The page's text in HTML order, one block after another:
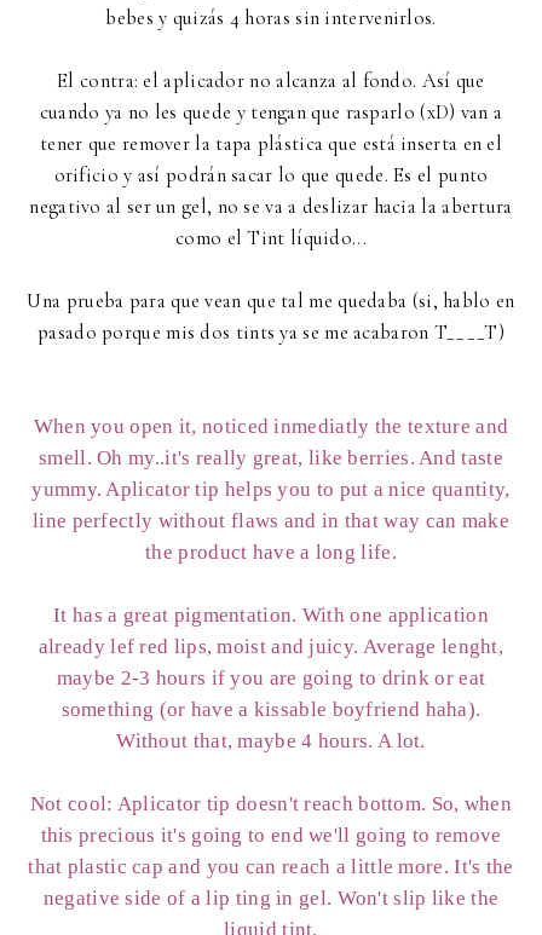
bebes y quizás 4 horas sin intervenirlos.
El contra: el aplicador no alcanza al fondo. Así que
cuando ya no les quede y tengan que rasparlo (xD) van a
tener que remover la tapa plástica que está inserta en el
orificio y así podrán sacar lo que quede. Es el punto
negativo al ser un gel, no se va a deslizar hacia la abertura
como el Tint líquido...
Una prueba para que vean que tal me quedaba (si, hablo en
pasado porque mis dos tints ya se me acabaron T____T)
When you open it, noticed inmediatly the texture and
smell. Oh my..it's really great, like berries. And taste
yummy. Aplicator tip helps you to put a nice quantity,
line perfectly without flaws and in that way can make
the product have a long life.
It has a great pigmentation. With one application
already lef red lips, moist and juicy. Average lenght,
maybe 2-3 hours if you are going to drink or eat
something (or have a kissable boyfriend haha).
Without that, maybe 4 hours. A lot.
Not cool: Aplicator tip doesn't reach bottom. So, when
this precious it's going to end we'll going to remove
that plastic cap and you can reach a little more. It's the
negative side of a lip ting in gel. Won't slip like the
liquid tint.